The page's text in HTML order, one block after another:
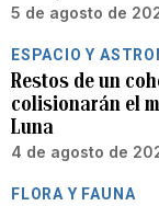
5 de agosto de
ESPACIO Y
Restos de un
colisionarán el
Luna
4 de agosto de
FLORA Y FAUNA